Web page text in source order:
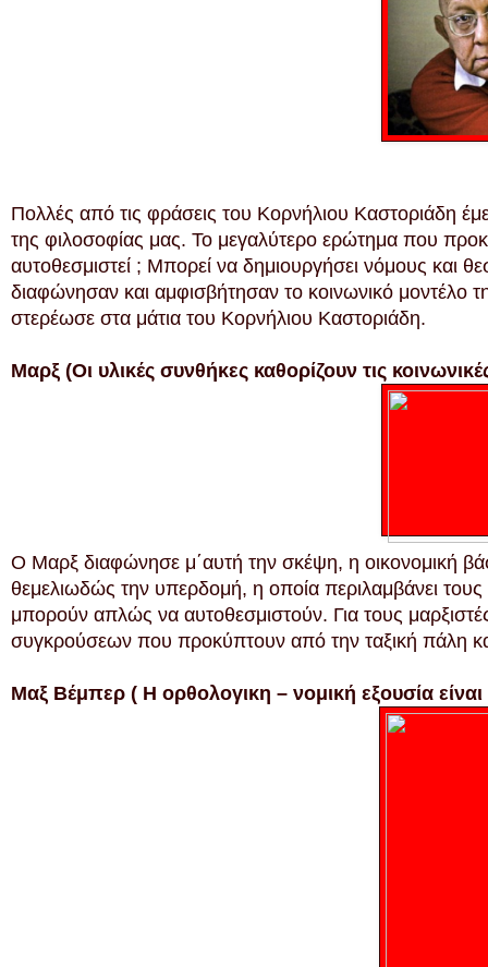
Πολλές από τις φράσεις του Κορνήλιου Καστοριάδη
της φιλοσοφίας μας. Το μεγαλύτερο ερώτημα που
αυτοθεσμιστεί ; Μπορεί να δημιουργήσει νόμους και
διαφώνησαν και αμφισβήτησαν το κοινωνικό μοντέλο
στερέωσε στα μάτια του Κορνήλιου Καστοριάδη.
Μαρξ (Οι υλικές συνθήκες καθορίζουν τις
Ο Μαρξ διαφώνησε μ΄αυτή την σκέψη, η οικονομική
θεμελιωδώς την υπερδομή, η οποία περιλαμβάνει
μπορούν απλώς να αυτοθεσμιστούν. Για τους
συγκρούσεων που προκύπτουν από την ταξική πάλη και
Μαξ Βέμπερ ( Η ορθολογικη – νομική εξουσία